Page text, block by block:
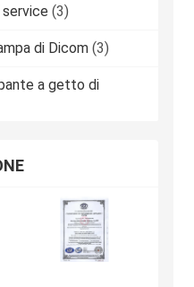
(3)
di Dicom (3)
a getto di